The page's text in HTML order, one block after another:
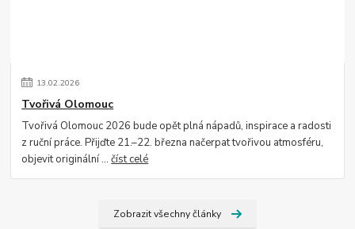
13.02.2026
Tvořivá Olomouc
Tvořivá Olomouc 2026 bude opět plná nápadů, inspirace a radosti
z ruční práce. Přijďte 21.–22. března načerpat tvořivou atmosféru,
objevit originální ...číst celé
Zobrazit všechny články